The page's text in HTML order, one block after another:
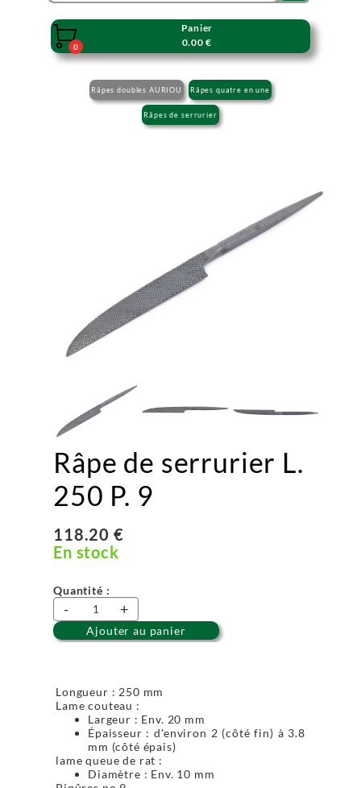

0
Panier
0.00 €
Râpes doubles AURIOU Râpes quatre en une
Râpes de serrurier
Râpe de serrurier L.
250 P. 9
118.20 €
En stock
Quantité :
- +
Ajouter au panier
Longueur : 250 mm
Lame couteau :
Largeur : Env. 20 mm
Épaisseur : d'environ 2 (côté fin) à 3.8
mm (côté épais)
lame queue de rat :
Diamètre : Env. 10 mm